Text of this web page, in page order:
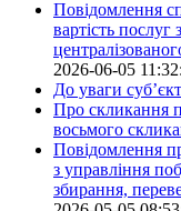
Повідомлення
вартість послуг
2026-06-05
До уваги
Про скликання
восьмого
Повідомлення
з управління
збирання,